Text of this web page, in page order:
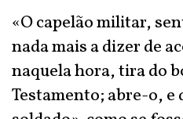
«O capelão militar,
nada mais a dizer de
naquela hora, tira do
Testamento; abre-o, e